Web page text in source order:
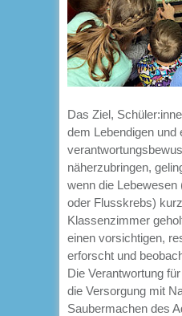
Das Ziel,
dem Lebendigen und
näherzubringen,
wenn die
oder Flusskrebs)
Klassenzimmer
einen vorsichtigen,
erforscht und
Die Verantwortung
die Versorgung mit
Saubermachen des